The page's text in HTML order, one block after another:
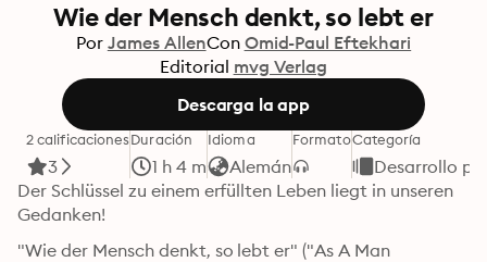
Wie der Mensch denkt, so lebt er
Por James AllenCon Omid-Paul Eftekhari
Editorial mvg Verlag
Descarga la app
2 calificaciones
3
Duración
1 h 4 m
Idioma
Alemán
FormatoCategoría
Desarrollo
Der Schlüssel zu einem erfüllten Leben liegt in unseren
Gedanken!
"Wie der Mensch denkt, so lebt er" ("As A Man